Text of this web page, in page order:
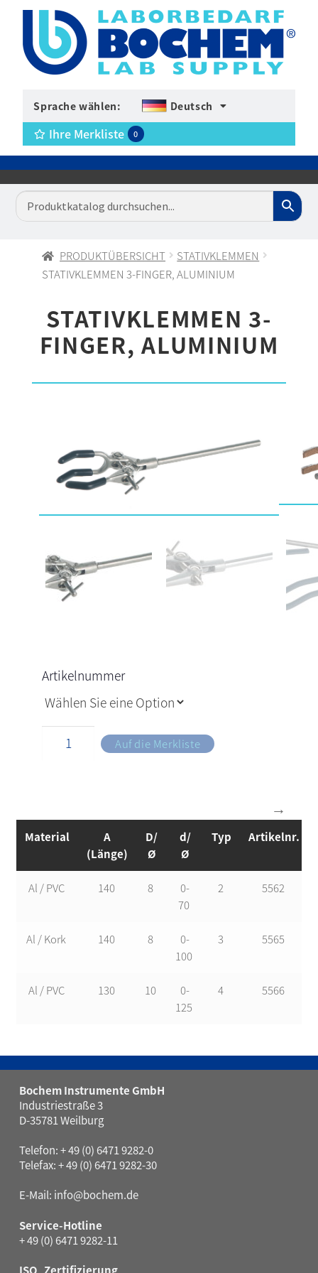
Sprache wählen: Deutsch
Ihre Merkliste 0
PRODUKTÜBERSICHT
STATIVKLEMMEN
STATIVKLEMMEN 3-FINGER, ALUMINIUM
STATIVKLEMMEN 3-
FINGER, ALUMINIUM
Artikelnummer
Auf die Merkliste
Material
A
(Länge)
D/
Ø
d/
Ø
Typ Artikelnr.
Al / PVC 140 8
0-
70
2 5562
Al / Kork 140 8
0-
100
3 5565
Al / PVC 130 10
0-
125
4 5566
Bochem Instrumente GmbH
Industriestraße 3
D-35781 Weilburg
Telefon: + 49 (0) 6471 9282-0
Telefax: + 49 (0) 6471 9282-30
E-Mail: info@bochem.de
Service-Hotline
+ 49 (0) 6471 9282-11
ISO_Zertifizierung